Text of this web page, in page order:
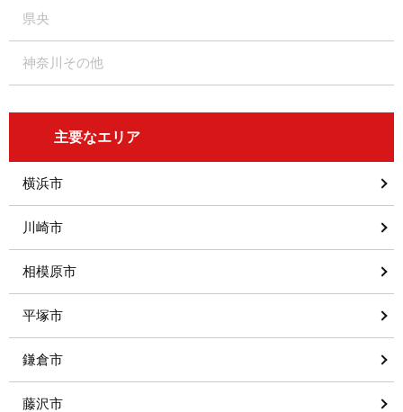
県央
神奈川その他
主要なエリア
横浜市
川崎市
相模原市
平塚市
鎌倉市
藤沢市